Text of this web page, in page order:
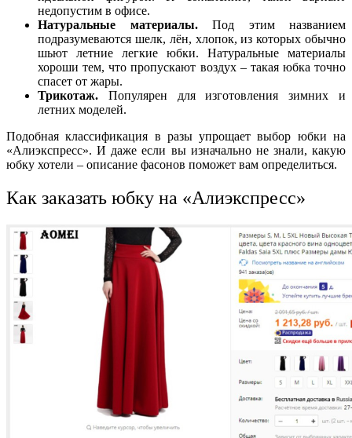
недопустим в офисе.
Натуральные материалы. Под этим названием
подразумеваются шелк, лён, хлопок, из которых обычно
шьют летние легкие юбки. Натуральные материалы
хороши тем, что пропускают воздух – такая юбка точно
спасет от жары.
Трикотаж. Популярен для изготовления зимних и
летних моделей.
Подобная классификация в разы упрощает выбор юбки на
«Алиэкспресс». И даже если вы изначально не знали, какую
юбку хотели – описание фасонов поможет вам определиться.
Как заказать юбку на «Алиэкспресс»